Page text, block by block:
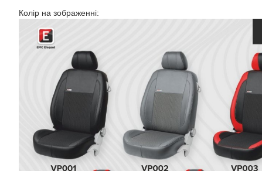
Колір на зображенні: